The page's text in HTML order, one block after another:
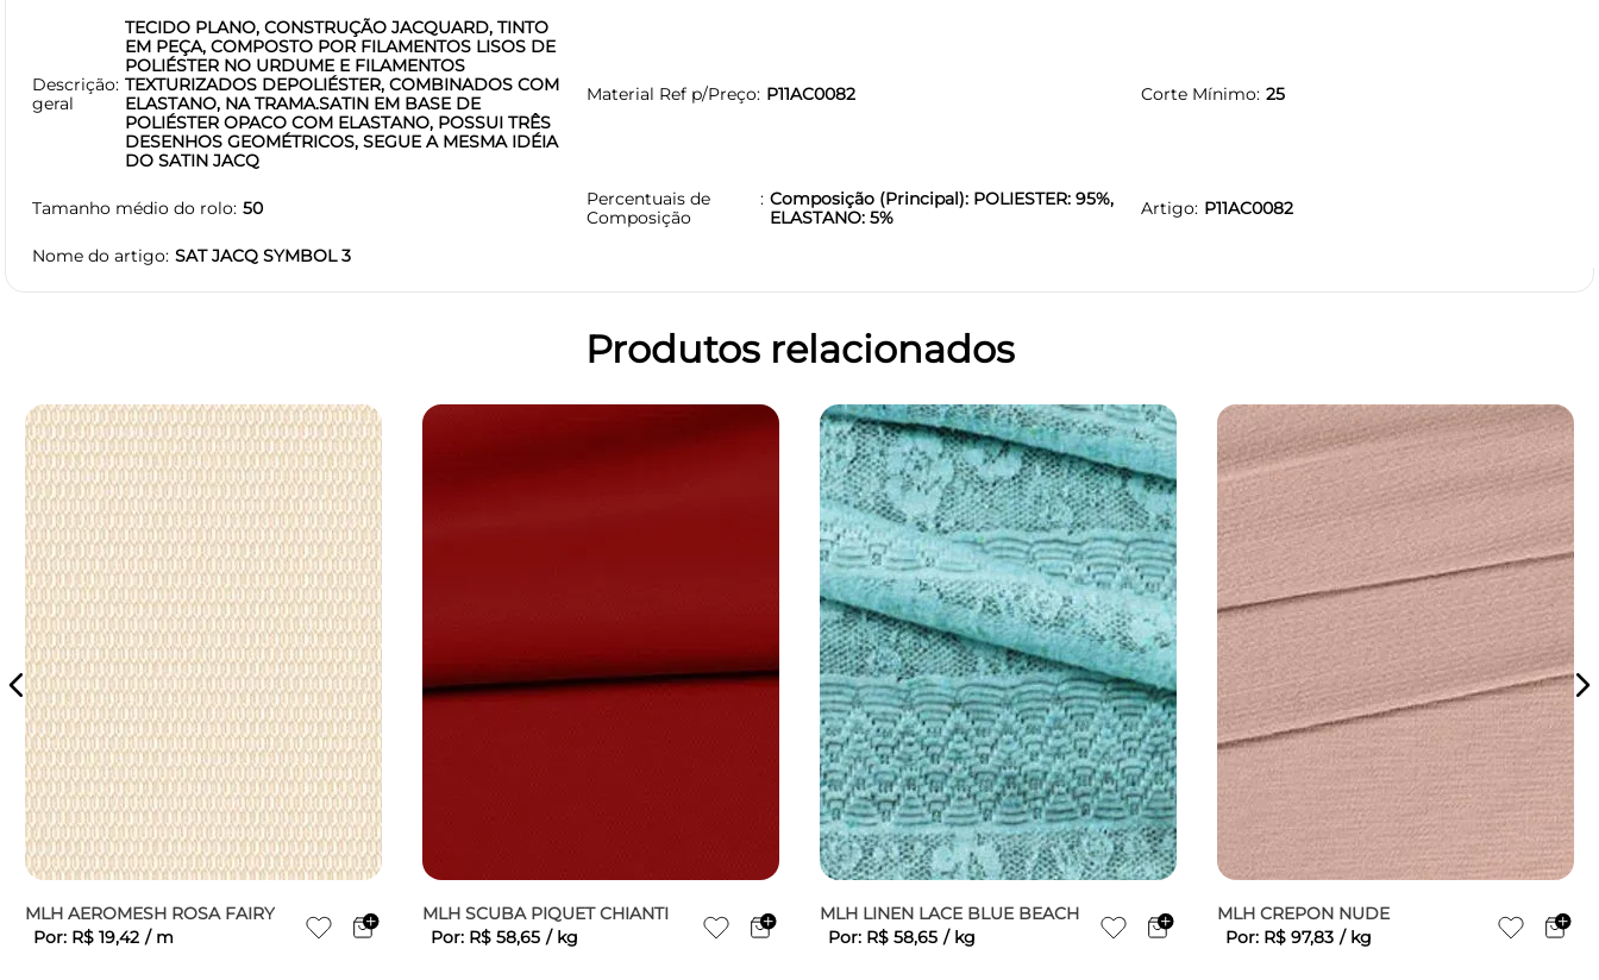
Descrição
geral
TECIDO PLANO, CONSTRUÇÃO JACQUARD, TINTO
EM PEÇA, COMPOSTO POR FILAMENTOS LISOS DE
POLIÉSTER NO URDUME E FILAMENTOS
TEXTURIZADOS DEPOLIÉSTER, COMBINADOS COM
ELASTANO, NA TRAMA.SATIN EM BASE DE
POLIÉSTER OPACO COM ELASTANO, POSSUI TRÊS
DESENHOS GEOMÉTRICOS, SEGUE A MESMA IDÉIA
DO SATIN JACQ
Material Ref p/Preço P11AC0082 Corte Mínimo 25
Tamanho médio do rolo 50
Percentuais de
Composição
Composição (Principal): POLIESTER: 95%,
ELASTANO: 5%
Artigo P11AC0082
Nome do artigo SAT JACQ SYMBOL 3
Produtos relacionados
MLH AEROMESH ROSA FAIRY
Por: R$ 19,42 / m
MLH SCUBA PIQUET CHIANTI
Por: R$ 58,65 / kg
MLH LINEN LACE BLUE BEACH
Por: R$ 58,65 / kg
MLH CREPON NUDE
Por: R$ 97,83 / kg